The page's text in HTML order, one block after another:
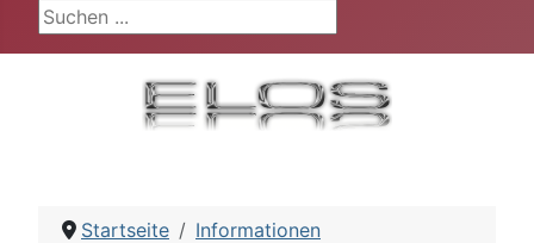
Suchen ...
Startseite
Informationen